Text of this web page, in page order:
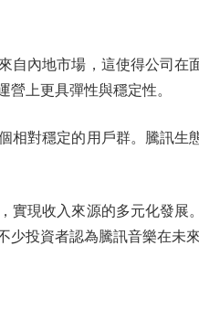
內地市場，這使得公司在
上更具彈性與穩定性。
對穩定的用戶群。騰訊生
現收入來源的多元化發展
投資者認為騰訊音樂在未